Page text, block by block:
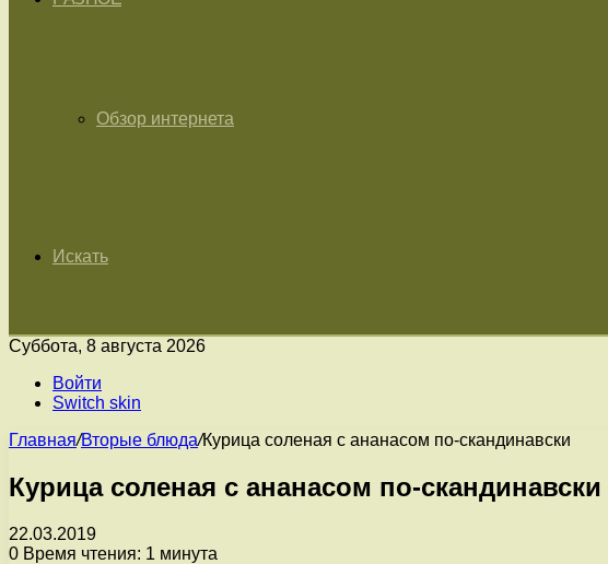
Обзор интернета
Искать
Суббота, 8 августа 2026
Войти
Switch skin
Главная/Вторые блюда/Курица соленая с ананасом по-скандинавски
Курица соленая с ананасом по-скандинавски
22.03.2019
0 Время чтения: 1 минута